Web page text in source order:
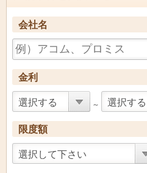
飯能信用金庫
第三銀行
姫路信用金庫
百五銀行
はんしんカードローン
きゃっする
はんしんきゃっする
第三銀行カードローン
エルドール
百五マイカード「ＤＲ
会社名
金利
選択する ～ 選択する
限度額
選択して下さい